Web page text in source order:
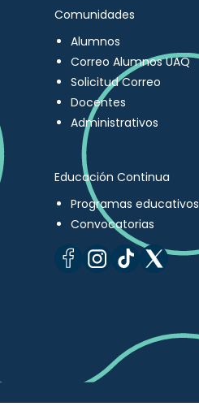
Comunidades
Alumnos
Correo Alumnos UAQ
Solicitud Correo
Docentes
Administrativos
Educación Continua
Programas educativos
Convocatorias